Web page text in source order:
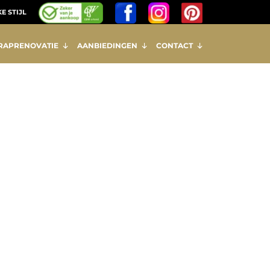
STIJL
AANBIEDINGEN CONTACT